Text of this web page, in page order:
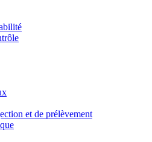
et de prélèvement